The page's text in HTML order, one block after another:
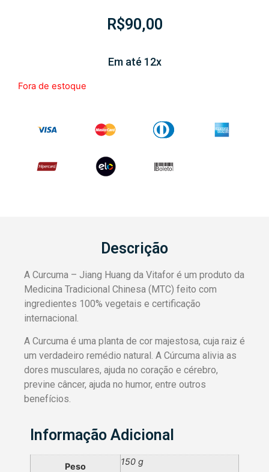
R$90,00
Em até 12x
Fora de estoque
Descrição
A Curcuma – Jiang Huang da Vitafor é um produto da
Medicina Tradicional Chinesa (MTC) feito com
ingredientes 100% vegetais e certificação
internacional.
A Curcuma é uma planta de cor majestosa, cuja raiz é
um verdadeiro remédio natural. A Cúrcuma alivia as
dores musculares, ajuda no coração e cérebro,
previne câncer, ajuda no humor, entre outros
benefícios.
Informação Adicional
Peso 150 g